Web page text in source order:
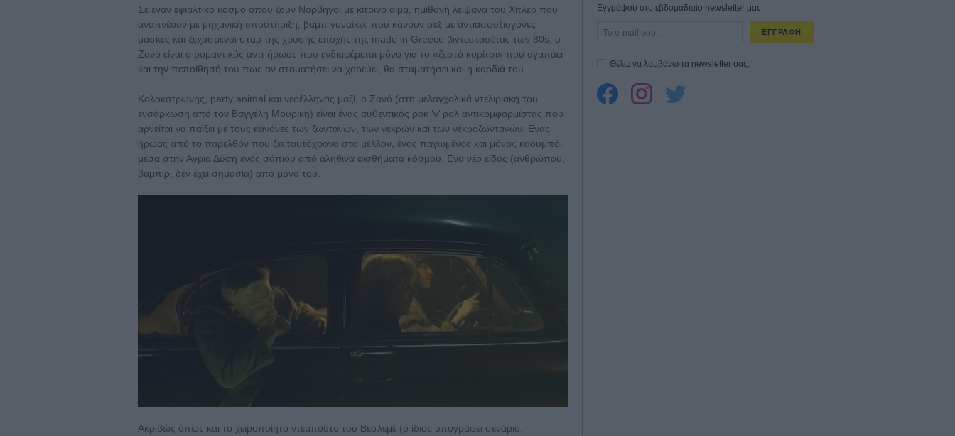
Σε έναν εφιαλτικό κόσμο όπου ζουν Νορβηγοί με κίτρινο αίμα, ημιθανή λείψανα του Χίτλερ που
αναπνέουν με μηχανική υποστήριξη, βαμπ γυναίκες που κάνουν σεξ με αντιασφυξιογόνες
μάσκες και ξεχασμένοι σταρ της χρυσής εποχής της made in Greece βιντεοκασέτας των 80s, o
Ζανό είναι ο ρομαντικός αντι-ήρωας που ενδιαφέρεται μόνο για το «ζεστό κορίτσι» που αγαπάει
και την πεποίθησή του πως αν σταματήσει να χορεύει, θα σταματήσει και η καρδιά του.
Κολοκοτρώνης, party animal και νεοέλληνας μαζί, ο Ζανό (στη μελαγχολικά ντελιριακή του
ενσάρκωση από τον Βαγγέλη Μουρίκη) είναι ένας αυθεντικός ροκ ‘ν’ ρολ αντικομφορμίστας που
αρνείται να παίξει με τους κανόνες των ζωντανών, των νεκρών και των νεκροζωντανών. Ενας
ήρωας από το παρελθόν που ζει ταυτόχρονα στο μέλλον, ένας παγωμένος και μόνος καουμπόι
μέσα στην Αγρια Δύση ενός σάπιου από αληθινά αισθήματα κόσμου. Ενα νέο είδος (ανθρώπου,
βαμπίρ, δεν έχει σημασία) από μόνο του.
Ακριβώς όπως και το χειροποίητο ντεμπούτο του Βεσλεμέ (ο ίδιος υπογράφει σενάριο,
Εγγράψου στο εβδομαδιαίο newsletter μας.
ΕΓΓΡΑΦΗ
Θέλω να λαμβάνω τα newsletter σας.